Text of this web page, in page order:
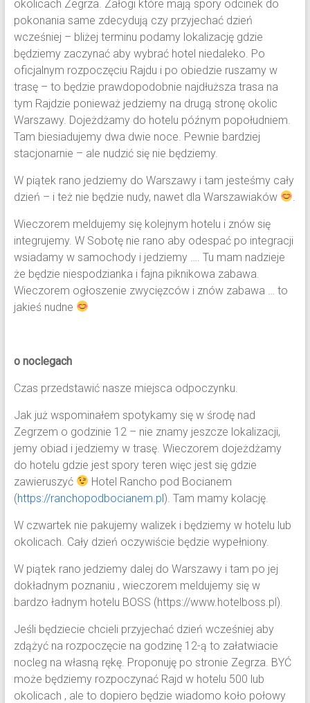
okolicach Zegrza. Załogi które mają spory odcinek do
pokonania same zdecydują czy przyjechać dzień
wcześniej – bliżej terminu podamy lokalizację gdzie
będziemy zaczynać aby wybrać hotel niedaleko. Po
oficjalnym rozpoczęciu Rajdu i po obiedzie ruszamy w
trasę – to będzie prawdopodobnie najdłuższa trasa na
tym Rajdzie ponieważ jedziemy na drugą stronę okolic
Warszawy. Dojeżdżamy do hotelu późnym popołudniem.
Tam biesiadujemy dwa dwie noce. Pewnie bardziej
stacjonarnie – ale nudzić się nie będziemy.
W piątek rano jedziemy do Warszawy i tam jesteśmy cały
dzień – i też nie będzie nudy, nawet dla Warszawiaków
Wieczorem meldujemy się kolejnym hotelu i znów się
integrujemy. W Sobotę nie rano aby odespać po integracji
wsiadamy w samochody i jedziemy …. Tu mam nadzieje
że będzie niespodzianka i fajna piknikowa zabawa.
Wieczorem ogłoszenie zwycięzców i znów zabawa … to
jakieś nudne
o noclegach
Czas przedstawić nasze miejsca odpoczynku.
Jak już wspominałem spotykamy się w środę nad
Zegrzem o godzinie 12 – nie znamy jeszcze lokalizacji,
jemy obiad i jedziemy w trasę. Wieczorem dojeżdżamy
do hotelu gdzie jest spory teren więc jest się gdzie
zawieruszyć
Hotel Rancho pod Bocianem
(https://ranchopodbocianem.pl). Tam mamy kolację.
W czwartek nie pakujemy walizek i będziemy w hotelu lub
okolicach. Cały dzień oczywiście będzie wypełniony.
W piątek rano jedziemy dalej do Warszawy i tam po jej
dokładnym poznaniu , wieczorem meldujemy się w
bardzo ładnym hotelu BOSS (https://www.hotelboss.pl).
Jeśli będziecie chcieli przyjechać dzień wcześniej aby
zdążyć na rozpoczęcie na godzinę 12-ą to załatwiacie
nocleg na własną rękę. Proponuję po stronie Zegrza. BYĆ
może będziemy rozpoczynać Rajd w hotelu 500 lub
okolicach , ale to dopiero będzie wiadomo koło połowy